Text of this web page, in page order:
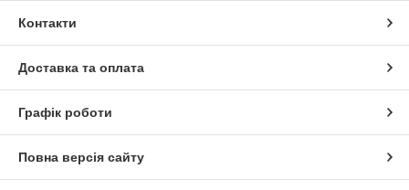
Контакти
Доставка та оплата
Графік роботи
Повна версія сайту